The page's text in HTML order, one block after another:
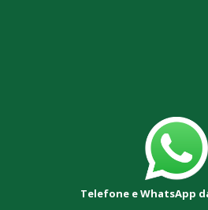
Telefone e WhatsApp